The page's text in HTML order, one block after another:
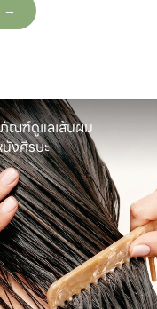
→
ณฑ์ดูแลเส้นผม
นังศีรษะ